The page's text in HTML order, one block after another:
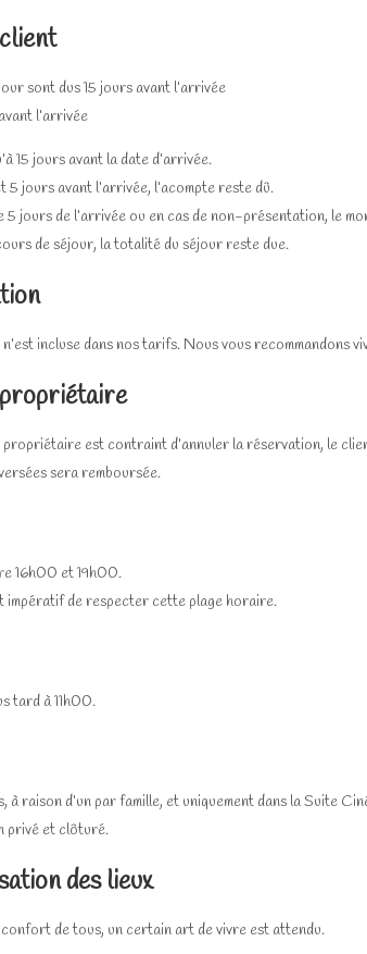
sont dus 15 jours avant l’arrivée
l’arrivée
15 jours avant la date d’arrivée.
5 jours avant l’arrivée, l’acompte reste dû.
5 jours de l’arrivée ou en cas de non-présentation, le
de séjour, la totalité du séjour reste due.
incluse dans nos tarifs. Nous vous recommandons
est contraint d’annuler la réservation, le
sera remboursée.
16h00 et 19h00.
de respecter cette plage horaire.
tard à 11h00.
à raison d’un par famille, et uniquement dans la Suite
privé et clôturé.
des lieux
de tous, un certain art de vivre est attendu.